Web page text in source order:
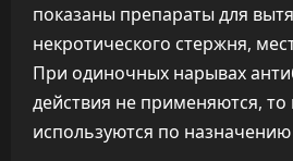
показаны препараты для
некротического стержня,
При одиночных нарывах
действия не применяются,
используются по